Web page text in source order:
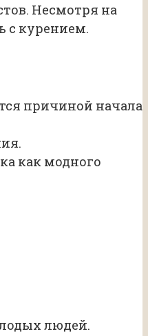
Несмотря на
с курением.
причиной начала
как модного
людей.